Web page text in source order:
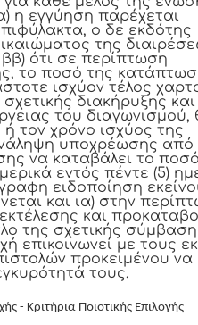
η εγγύηση παρέχεται
ο δε εκδότης
της
ότι σε περίπτωση
το ποσό της
ισχύον τέλος
διακήρυξης
του διαγωνισμού,
τον χρόνο ισχύος της
υποχρέωσης από
να καταβάλει το
εντός πέντε (5)
ειδοποίηση
και ια) στην
και
της σχετικής
επικοινωνεί με τους
προκειμένου να
τους.
- Κριτήρια Ποιοτικής Επιλογής